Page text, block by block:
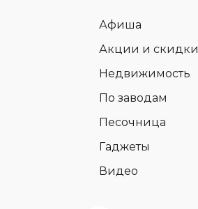
Афиша
Акции и скидки
Недвижимость
По заводам
Песочница
Гаджеты
Видео